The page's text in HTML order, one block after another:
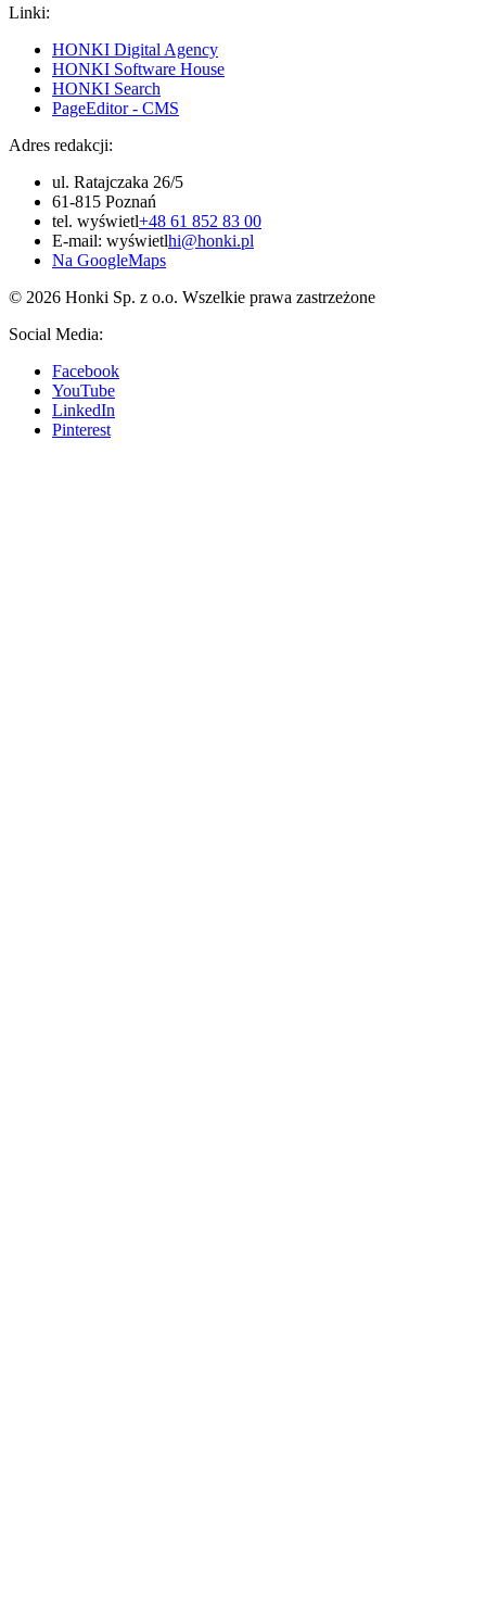
Linki:
HONKI Digital Agency
HONKI Software House
HONKI Search
PageEditor - CMS
Adres redakcji:
ul. Ratajczaka 26/5
61-815 Poznań
tel. wyświetl+48 61 852 83 00
E-mail: wyświetlhi@honki.pl
Na GoogleMaps
© 2026 Honki Sp. z o.o. Wszelkie prawa zastrzeżone
Social Media:
Facebook
YouTube
LinkedIn
Pinterest